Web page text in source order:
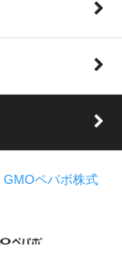
GMOペパボ株式